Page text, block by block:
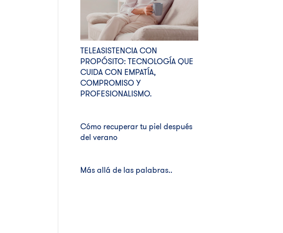
TELEASISTENCIA CON
PROPÓSITO: TECNOLOGÍA QUE
CUIDA CON EMPATÍA,
COMPROMISO Y
PROFESIONALISMO.
Cómo recuperar tu piel después
del verano
Más allá de las palabras..